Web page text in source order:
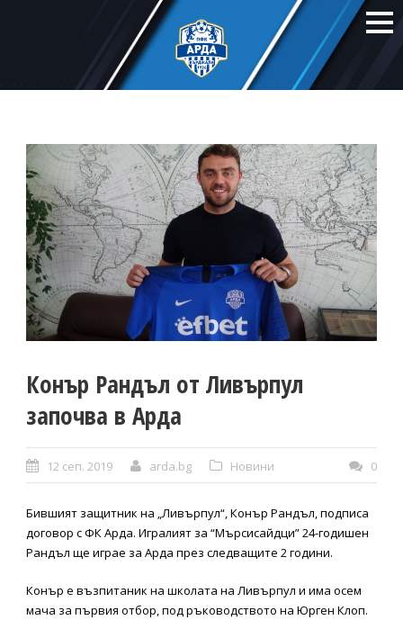
Конър Рандъл от Ливърпул
започва в Арда
12 сеп. 2019 arda.bg Новини 0
Бившият защитник на „Ливърпул“, Конър Рандъл, подписа
договор с ФК Арда. Игралият за “Мърсисайдци” 24-годишен
Рандъл ще играе за Арда през следващите 2 години.
Конър е възпитаник на школата на Ливърпул и има осем
мача за първия отбор, под ръководството на Юрген Клоп.